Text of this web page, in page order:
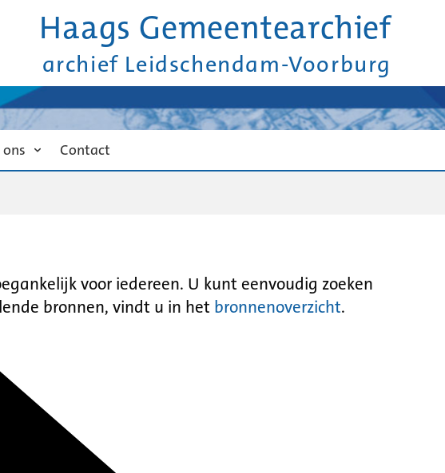
Haags Gemeentearchief
archief Leidschendam-Voorburg
Contact
voor iedereen. U kunt eenvoudig zoeken
bronnen, vindt u in het bronnenoverzicht.